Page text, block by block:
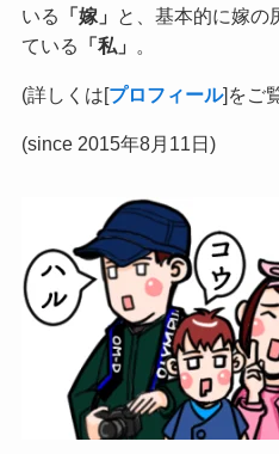
いる
「嫁」
と、基本的に嫁の
ている
「私」 。
(詳しくは[プロフィール]をご
(since 2015年8月11日)